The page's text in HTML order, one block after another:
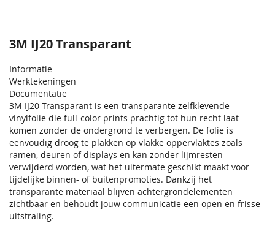
3M IJ20 Transparant
Informatie
Werktekeningen
Documentatie
3M IJ20 Transparant is een transparante zelfklevende
vinylfolie die full-color prints prachtig tot hun recht laat
komen zonder de ondergrond te verbergen. De folie is
eenvoudig droog te plakken op vlakke oppervlaktes zoals
ramen, deuren of displays en kan zonder lijmresten
verwijderd worden, wat het uitermate geschikt maakt voor
tijdelijke binnen- of buitenpromoties. Dankzij het
transparante materiaal blijven achtergrondelementen
zichtbaar en behoudt jouw communicatie een open en frisse
uitstraling.